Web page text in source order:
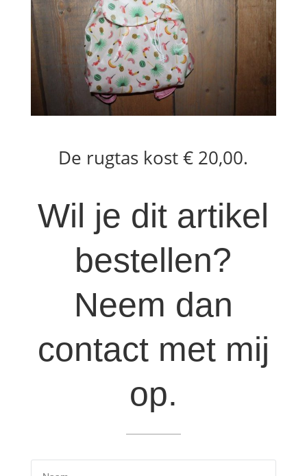
De rugtas kost € 20,00.
Wil je dit artikel
bestellen?
Neem dan
contact met mij
op.